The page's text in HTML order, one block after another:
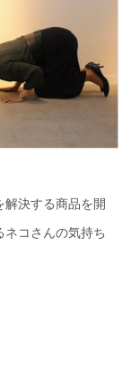
解決する商品を開
コさんの気持ち